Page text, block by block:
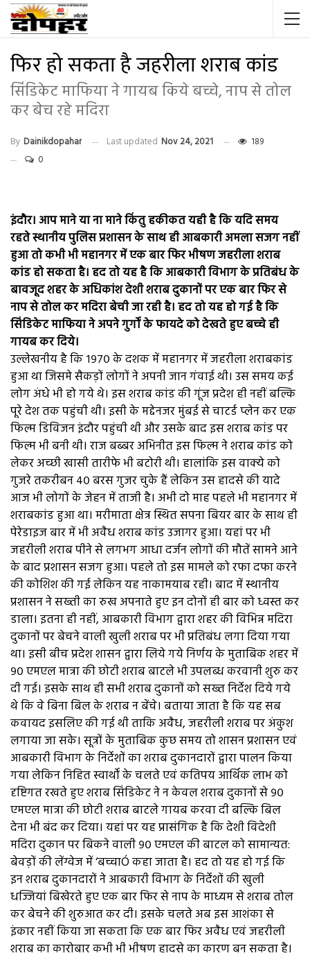
फिर हो सकता है जहरीला शराब कांड
सिंडिकेट माफिया ने गायब किये बच्चे, नाप से तोल
कर बेच रहे मदिरा
By Dainikdopahar Last updated Nov 24, 2021
189
0
इंदौर। आप माने या ना माने किंतु हकीकत यही है कि यदि समय
रहते स्थानीय पुलिस प्रशासन के साथ ही आबकारी अमला सजग नहीं
हुआ तो कभी भी महानगर में एक बार फिर भीषण जहरीला शराब
कांड हो सकता है। हद तो यह है कि आबकारी विभाग के प्रतिबंध के
बावजूद शहर के अधिकांश देशी शराब दुकानों पर एक बार फिर से
नाप से तोल कर मदिरा बेची जा रही है। हद तो यह हो गई है कि
सिंडिकेट माफिया ने अपने गुर्गों के फायदे को देखते हुए बच्चे ही
गायब कर दिये।
उल्लेखनीय है कि १९७० के दशक में महानगर में जहरीला शराबकांड
हुआ था जिसमे सैकड़ों लोगों ने अपनी जान गंवाई थी। उस समय कई
लोग अंधे भी हो गये थे। इस शराब कांड की गूंज प्रदेश ही नहीं बल्कि
पूरे देश तक पहुंची थी। इसी के मद्देनजर मुंबई से चाटर्ड प्लेन कर एक
फिल्म डिविजन इंदौर पहुंची थी और उसके बाद इस शराब कांड पर
फिल्म भी बनी थी। राज बब्बर अभिनीत इस फिल्म ने शराब कांड को
लेकर अच्छी खासी तारीफे भी बटोरी थी। हालांकि इस वाक्ये को
गुजरे तकरीबन ४० बरस गुजर चुके हैं लेकिन उस हादसे की यादे
आज भी लोगों के जेहन में ताजी है। अभी दो माह पहले भी महानगर में
शराबकांड हुआ था। मरीमाता क्षेत्र स्थित सपना बियर बार के साथ ही
पेरेडाइज बार में भी अवैध शराब कांड उजागर हुआ। यहां पर भी
जहरीली शराब पीने से लगभग आधा दर्जन लोगों की मौतें सामने आने
के बाद प्रशासन सजग हुआ। पहले तो इस मामले को रफा दफा करने
की कोशिश की गई लेकिन यह नाकामयाब रही। बाद में स्थानीय
प्रशासन ने सख्ती का रुख अपनाते हुए इन दोनों ही बार को ध्वस्त कर
डाला। इतना ही नहीं, आबकारी विभाग द्वारा शहर की विभिन्न मदिरा
दुकानों पर बेचने वाली खुली शराब पर भी प्रतिबंध लगा दिया गया
था। इसी बीच प्रदेश शासन द्वारा लिये गये निर्णय के मुताबिक शहर में
९० एमएल मात्रा की छोटी शराब बाटले भी उपलब्ध करवानी शुरु कर
दी गई। इसके साथ ही सभी शराब दुकानों को सख्त निर्देश दिये गये
थे कि वे बिना बिल के शराब न बेंचे। बताया जाता है कि यह सब
कवायद इसलिए की गई थी ताकि अवैध, जहरीली शराब पर अंकुश
लगाया जा सके। सूत्रों के मुताबिक कुछ समय तो शासन प्रशासन एवं
आबकारी विभाग के निर्देशों का शराब दुकानदारों द्वारा पालन किया
गया लेकिन निहित स्वार्थों के चलते एवं कतिपय आर्थिक लाभ को
दृष्टिगत रखते हुए शराब सिंडिकेट ने न केवल शराब दुकानों से ९०
एमएल मात्रा की छोटी शराब बाटले गायब करवा दी बल्कि बिल
देना भी बंद कर दिया। यहां पर यह प्रासंगिक है कि देशी विदेशी
मदिरा दुकान पर बिकने वाली ९० एमएल की बाटल को सामान्यत:
बेवड़ों की लेंग्वेज में ‘बच्चाÓ कहा जाता है। हद तो यह हो गई कि
इन शराब दुकानदारों ने आबकारी विभाग के निर्देशों की खुली
धज्जियां बिखेरते हुए एक बार फिर से नाप के माध्यम से शराब तोल
कर बेचने की शुरुआत कर दी। इसके चलते अब इस आशंका से
इंकार नहीं किया जा सकता कि एक बार फिर अवैध एवं जहरीली
शराब का कारोबार कभी भी भीषण हादसे का कारण बन सकता है।